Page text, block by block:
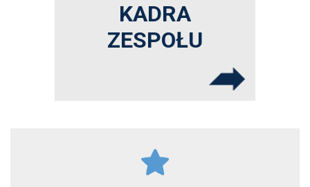
KADRA
ZESPOŁU